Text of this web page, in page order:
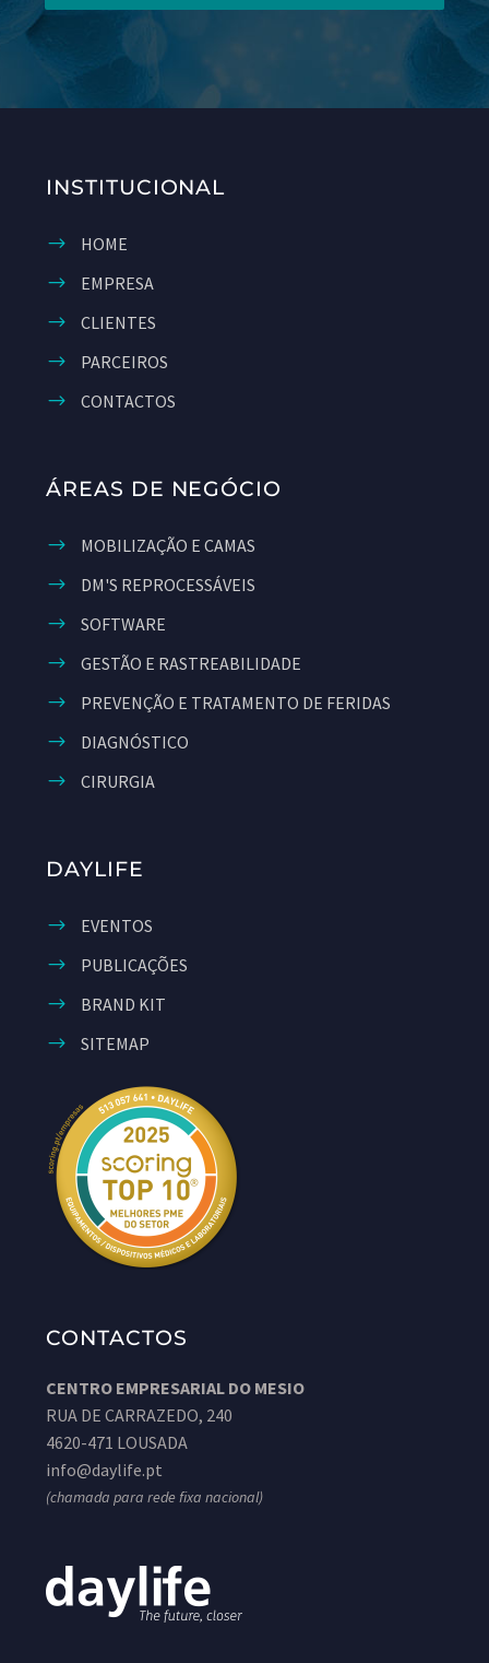
INSTITUCIONAL
HOME
EMPRESA
CLIENTES
PARCEIROS
CONTACTOS
ÁREAS DE NEGÓCIO
MOBILIZAÇÃO E CAMAS
DM'S REPROCESSÁVEIS
SOFTWARE
GESTÃO E RASTREABILIDADE
PREVENÇÃO E TRATAMENTO DE FERIDAS
DIAGNÓSTICO
CIRURGIA
DAYLIFE
EVENTOS
PUBLICAÇÕES
BRAND KIT
SITEMAP
CONTACTOS
CENTRO EMPRESARIAL DO MESIO
RUA DE CARRAZEDO, 240
4620-471 LOUSADA
info@daylife.pt
(chamada para rede fixa nacional)